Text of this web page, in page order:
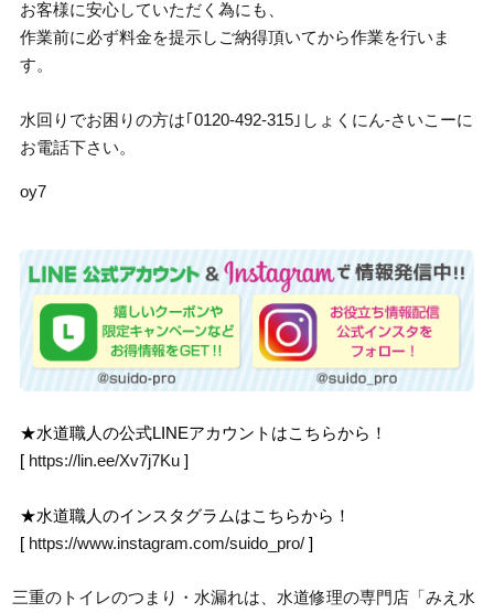
お客様に安心していただく為にも、
作業前に必ず料金を提示しご納得頂いてから作業を行いま
す。
水回りでお困りの方は｢0120-492-315｣しょくにん-さいこーに
お電話下さい。
oy7
★水道職人の公式LINEアカウントはこちらから！
[ https://lin.ee/Xv7j7Ku ]
★水道職人のインスタグラムはこちらから！
[ https://www.instagram.com/suido_pro/ ]
三重のトイレのつまり・水漏れは、水道修理の専門店「みえ水